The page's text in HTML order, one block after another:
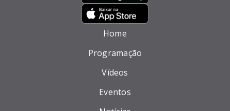
Home
Programação
Vídeos
Eventos